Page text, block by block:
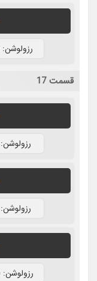
رزولوشن: Bluray
قسمت 17
رزولوشن: 480p
رزولوشن: 720p
رزولوشن: 1080p